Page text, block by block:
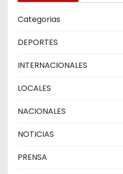
Categorias
DEPORTES
INTERNACIONALES
LOCALES
NACIONALES
NOTICIAS
PRENSA